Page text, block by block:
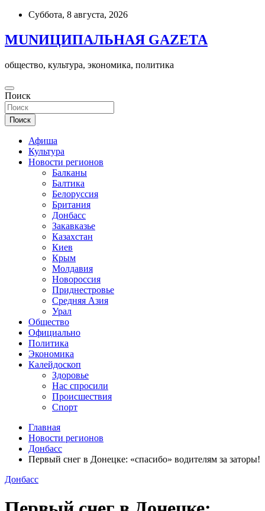
Skip
content
Суббота, 8 августа, 2026
MUNИЦИПАЛЬНАЯ GAZЕТА
общество, культура, экономика, политика
Поиск
Поиск
Афиша
Культура
Новости регионов
Балканы
Балтика
Белоруссия
Британия
Донбасс
Закавказье
Казахстан
Киев
Крым
Молдавия
Новороссия
Приднестровье
Средняя Азия
Урал
Общество
Официально
Политика
Экономика
Калейдоскоп
Здоровье
Нас спросили
Происшествия
Спорт
Главная
Новости регионов
Донбасс
Первый снег в Донецке: «спасибо» водителям за заторы!
Донбасс